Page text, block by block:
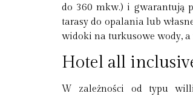
do 360 mkw.) i gwarantują
tarasy do opalania lub
widoki na turkusowe wody,
Hotel all
W zależności od typu